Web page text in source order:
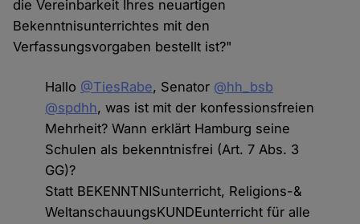
die Vereinbarkeit Ihres neuartigen
Bekenntnisunterrichtes mit den
Verfassungsvorgaben bestellt ist?"
Hallo @TiesRabe, Senator @hh_bsb
@spdhh, was ist mit der konfessionsfreien
Mehrheit? Wann erklärt Hamburg seine
Schulen als bekenntnisfrei (Art. 7 Abs. 3
GG)?
Statt BEKENNTNISunterricht, Religions-&
WeltanschauungsKUNDEunterricht für alle